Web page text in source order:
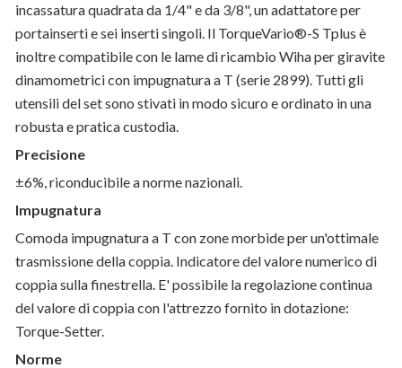
incassatura quadrata da 1/4" e da 3/8", un adattatore per
portainserti e sei inserti singoli. Il TorqueVario®-S Tplus è
inoltre compatibile con le lame di ricambio Wiha per giravite
dinamometrici con impugnatura a T (serie 2899). Tutti gli
utensili del set sono stivati in modo sicuro e ordinato in una
robusta e pratica custodia.
Precisione
±6%, riconducibile a norme nazionali.
Impugnatura
Comoda impugnatura a T con zone morbide per un'ottimale
trasmissione della coppia. Indicatore del valore numerico di
coppia sulla finestrella. E' possibile la regolazione continua
del valore di coppia con l'attrezzo fornito in dotazione:
Torque-Setter.
Norme